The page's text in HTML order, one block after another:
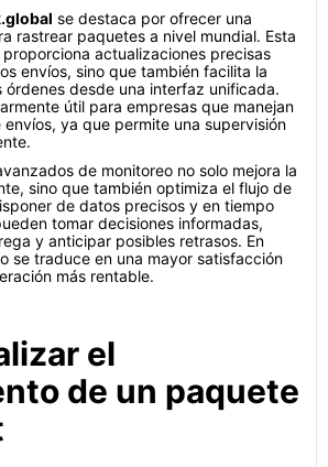
se destaca por ofrecer una
rastrear paquetes a nivel mundial. Esta
actualizaciones precisas
envíos, sino que también facilita la
órdenes desde una interfaz unificada.
útil para empresas que manejan
ya que permite una supervisión
de monitoreo no solo mejora la
sino que también optimiza el flujo de
de datos precisos y en tiempo
tomar decisiones informadas,
y anticipar posibles retrasos. En
se traduce en una mayor satisfacción
más rentable.
el
de un paquete